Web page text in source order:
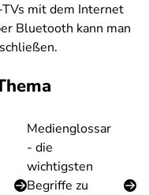
mit dem Internet
Bluetooth kann man
Medienglossar
- die
wichtigsten
Begriffe zu